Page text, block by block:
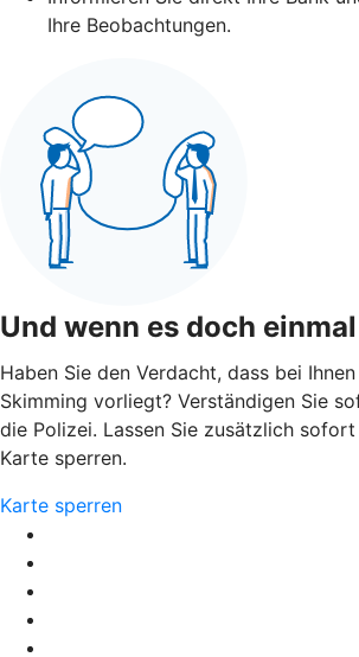
Ihre Beobachtungen.
Und wenn es doch
Haben Sie den Verdacht, dass bei
Skimming vorliegt? Verständigen Sie
die Polizei. Lassen Sie zusätzlich
Karte sperren.
Karte sperren